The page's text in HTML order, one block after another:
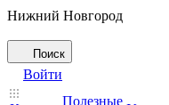
Нижний Новгород
Поиск
Войти
Полезные